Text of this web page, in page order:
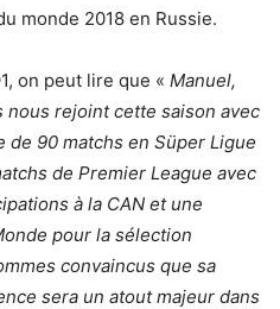
monde 2018 en Russie.
on peut lire que « Manuel,
rejoint cette saison avec
90 matchs en Süper Ligue
de Premier League avec
à la CAN et une
pour la sélection
convaincus que sa
sera un atout majeur dans